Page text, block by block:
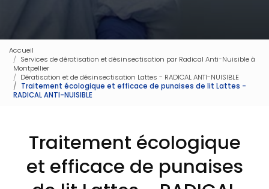
Accueil
Services de dératisation et désinsectisation par Radical Anti-Nuisible à
Montpellier
Dératisation et de désinsectisation Lattes - RADICAL ANTI-NUISIBLE
Traitement écologique et efficace de punaises de lit Lattes -
RADICAL ANTI-NUISIBLE
Traitement écologique
et efficace de punaises